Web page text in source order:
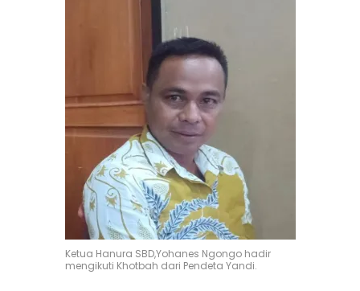
Ketua Hanura SBD,Yohanes Ngongo hadir
mengikuti Khotbah dari Pendeta Yandi.